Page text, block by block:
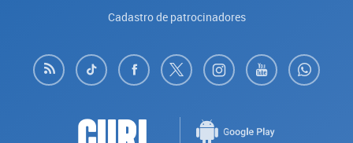
Cadastro de patrocinadores